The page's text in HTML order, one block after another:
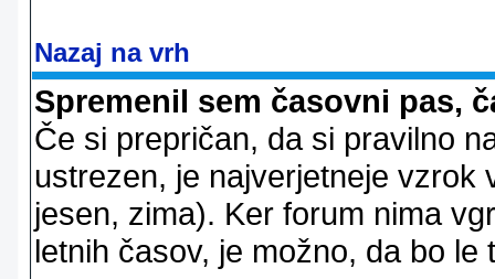
Nazaj na vrh
Spremenil sem časovni pas,
Če si prepričan, da si pravilno
ustrezen, je najverjetneje vzrok
jesen, zima). Ker forum nima
letnih časov, je možno, da bo le